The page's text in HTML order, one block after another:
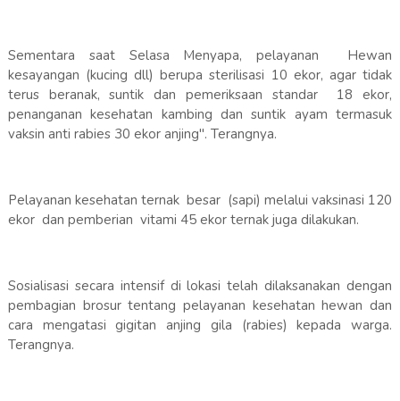
Sementara saat Selasa Menyapa, pelayanan Hewan
kesayangan (kucing dll) berupa sterilisasi 10 ekor, agar tidak
terus beranak, suntik dan pemeriksaan standar 18 ekor,
penanganan kesehatan kambing dan suntik ayam termasuk
vaksin anti rabies 30 ekor anjing". Terangnya.
Pelayanan kesehatan ternak besar (sapi) melalui vaksinasi 120
ekor dan pemberian vitami 45 ekor ternak juga dilakukan.
Sosialisasi secara intensif di lokasi telah dilaksanakan dengan
pembagian brosur tentang pelayanan kesehatan hewan dan
cara mengatasi gigitan anjing gila (rabies) kepada warga.
Terangnya.